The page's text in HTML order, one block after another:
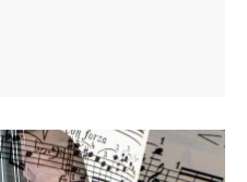
et de musique du monde.